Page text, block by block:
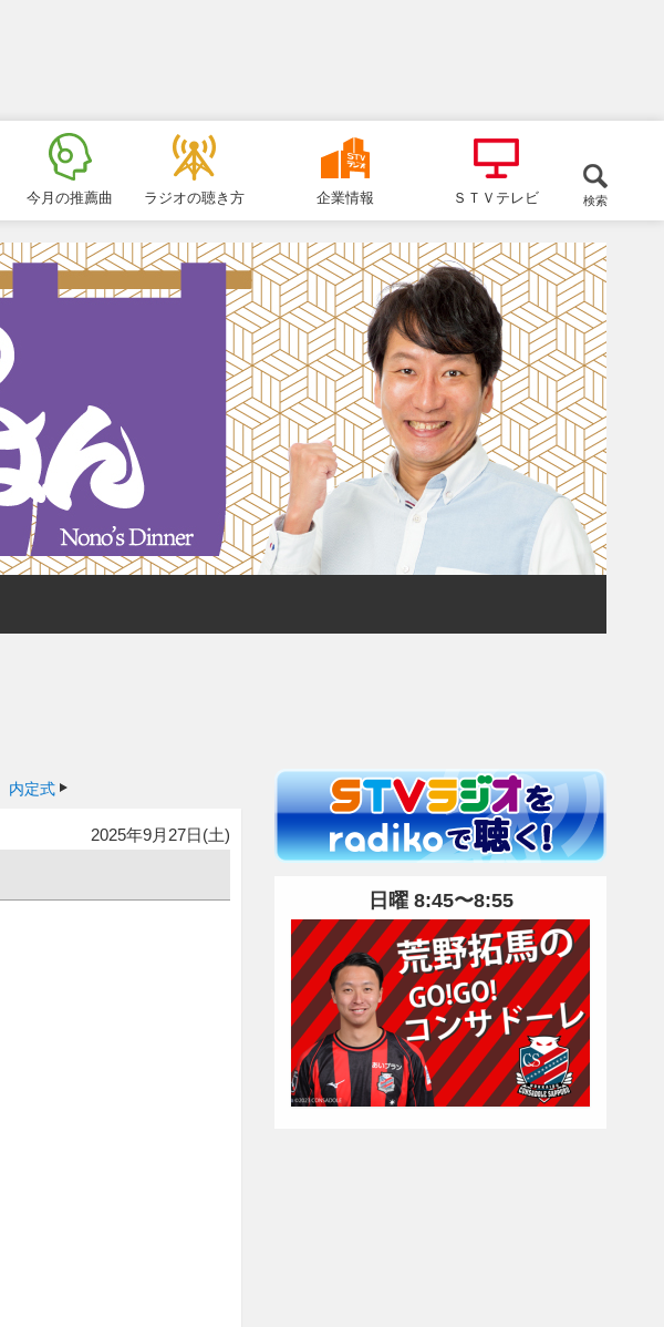
今月の推薦曲 ラジオの聴き方 企業情報 ＳＴＶテレビ 検索
内定式
2025年9月27日(土)
日曜 8:45〜8:55